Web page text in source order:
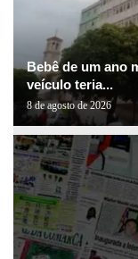
Bebê de um ano
veículo teria...
8 de agosto de 2026